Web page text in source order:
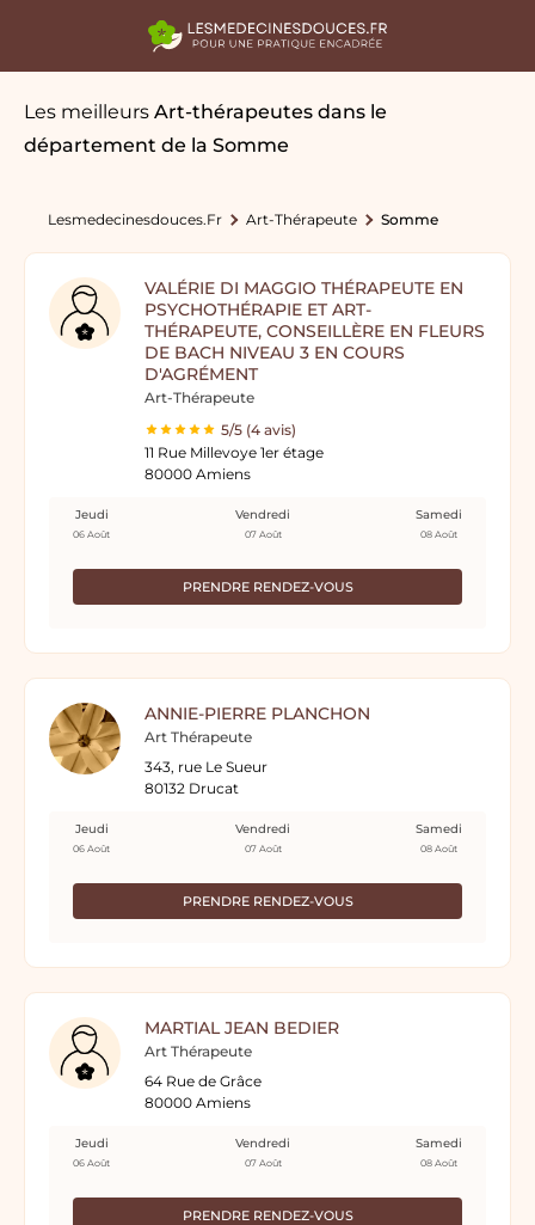
Les meilleurs Art-thérapeutes dans le
département de la Somme
Lesmedecinesdouces.fr Art-Thérapeute Somme
VALÉRIE DI MAGGIO THÉRAPEUTE EN
PSYCHOTHÉRAPIE ET ART-
THÉRAPEUTE, CONSEILLÈRE EN FLEURS
DE BACH NIVEAU 3 EN COURS
D'AGRÉMENT
Art-Thérapeute
5/5 (4 avis)
11 Rue Millevoye 1er étage
80000 Amiens
PRENDRE RENDEZ-VOUS
Jeudi
06 Août
Vendredi
07 Août
Samedi
08 Août
ANNIE-PIERRE PLANCHON
Art Thérapeute
343, rue Le Sueur
80132 Drucat
PRENDRE RENDEZ-VOUS
Jeudi
06 Août
Vendredi
07 Août
Samedi
08 Août
MARTIAL JEAN BEDIER
Art Thérapeute
64 Rue de Grâce
80000 Amiens
PRENDRE RENDEZ-VOUS
Jeudi
06 Août
Vendredi
07 Août
Samedi
08 Août